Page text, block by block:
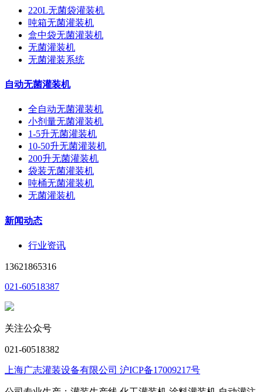
220L无菌袋灌装机
吨箱无菌灌装机
盒中袋无菌灌装机
无菌灌装机
无菌灌装系统
自动无菌灌装机
全自动无菌灌装机
小剂量无菌灌装机
1-5升无菌灌装机
10-50升无菌灌装机
200升无菌灌装机
袋装无菌灌装机
吨桶无菌灌装机
无菌灌装机
新闻动态
行业资讯
13621865316
021-60518387
关注公众号
021-60518382
上海广志灌装设备有限公司 沪ICP备17009217号